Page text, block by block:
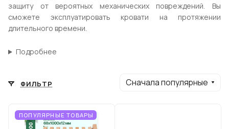
защиту от вероятных механических повреждений. Вы
сможете эксплуатировать кровати на протяжении
длительного времени.
Подробнее
ФИЛЬТР Сначала популярные
ПОПУЛЯРНЫЕ ТОВАРЫ